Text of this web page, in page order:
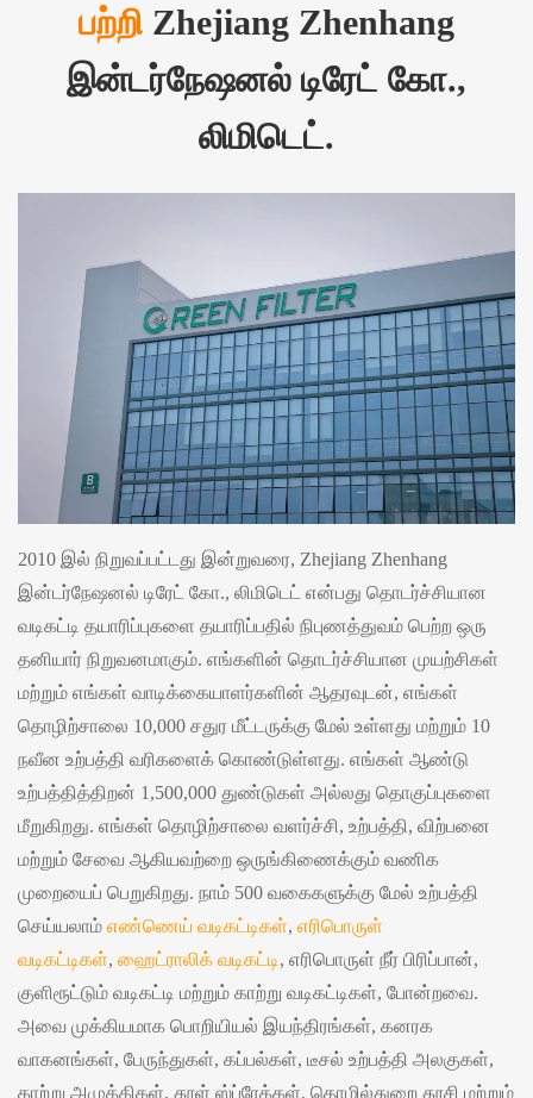
பற்றி Zhejiang Zhenhang
இன்டர்நேஷனல் டிரேட் கோ.,
லிமிடெட்.
2010 இல் நிறுவப்பட்டது இன்றுவரை, Zhejiang Zhenhang
இன்டர்நேஷனல் டிரேட் கோ., லிமிடெட் என்பது தொடர்ச்சியான
வடிகட்டி தயாரிப்புகளை தயாரிப்பதில் நிபுணத்துவம் பெற்ற ஒரு
தனியார் நிறுவனமாகும். எங்களின் தொடர்ச்சியான முயற்சிகள்
மற்றும் எங்கள் வாடிக்கையாளர்களின் ஆதரவுடன், எங்கள்
தொழிற்சாலை 10,000 சதுர மீட்டருக்கு மேல் உள்ளது மற்றும் 10
நவீன உற்பத்தி வரிகளைக் கொண்டுள்ளது. எங்கள் ஆண்டு
உற்பத்தித்திறன் 1,500,000 துண்டுகள் அல்லது தொகுப்புகளை
மீறுகிறது. எங்கள் தொழிற்சாலை வளர்ச்சி, உற்பத்தி, விற்பனை
மற்றும் சேவை ஆகியவற்றை ஒருங்கிணைக்கும் வணிக
முறையைப் பெறுகிறது. நாம் 500 வகைகளுக்கு மேல் உற்பத்தி
செய்யலாம் எண்ணெய் வடிகட்டிகள், எரிபொருள்
வடிகட்டிகள், ஹைட்ராலிக் வடிகட்டி, எரிபொருள் நீர் பிரிப்பான்,
குளிரூட்டும் வடிகட்டி மற்றும் காற்று வடிகட்டிகள், போன்றவை.
அவை முக்கியமாக பொறியியல் இயந்திரங்கள், கனரக
வாகனங்கள், பேருந்துகள், கப்பல்கள், டீசல் உற்பத்தி அலகுகள்,
காற்று அமுக்கிகள், தூள் ஸ்ப்ரேக்கள், தொழில்துறை தூசி மற்றும்